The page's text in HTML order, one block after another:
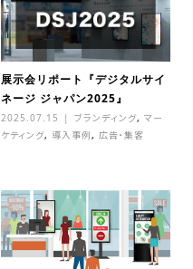
展示会リポート『デジタルサイ
ネージ ジャパン2025』
2025.07.15 ブランディング,マー
ケティング, 導入事例,広告・集客